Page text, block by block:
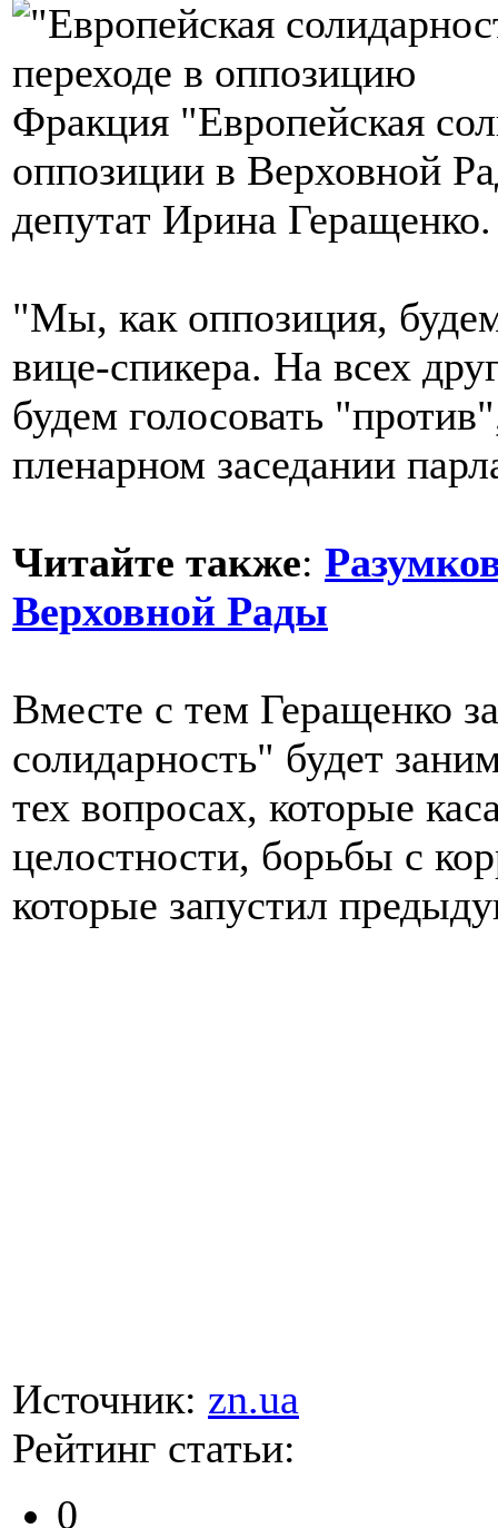
Фракция "Европейская
оппозиции в Верховной
депутат Ирина Геращенко.
"Мы, как оппозиция,
вице-спикера. На всех
будем голосовать
пленарном заседании
Читайте также:
Верховной Рады
Вместе с тем Геращенко
солидарность" будет
тех вопросах, которые
целостности, борьбы с
которые запустил
Источник: zn.ua
Рейтинг статьи:
0